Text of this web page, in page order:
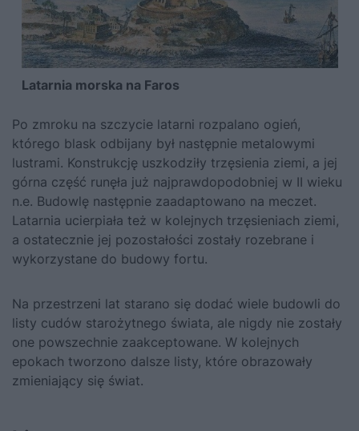
Latarnia morska na Faros
Po zmroku na szczycie latarni rozpalano ogień,
którego blask odbijany był następnie metalowymi
lustrami. Konstrukcję uszkodziły trzęsienia ziemi, a jej
górna część runęła już najprawdopodobniej w II wieku
n.e. Budowlę następnie zaadaptowano na meczet.
Latarnia ucierpiała też w kolejnych trzęsieniach ziemi,
a ostatecznie jej pozostałości zostały rozebrane i
wykorzystane do budowy fortu.
Na przestrzeni lat starano się dodać wiele budowli do
listy cudów starożytnego świata, ale nigdy nie zostały
one powszechnie zaakceptowane. W kolejnych
epokach tworzono dalsze listy, które obrazowały
zmieniający się świat.